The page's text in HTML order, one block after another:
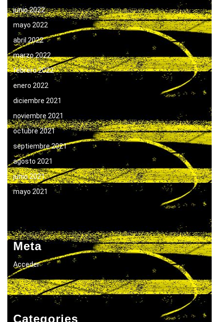
junio 2022
mayo 2022
abril 2022
marzo 2022
febrero 2022
enero 2022
diciembre 2021
noviembre 2021
octubre 2021
septiembre 2021
agosto 2021
junio 2021
mayo 2021
Meta
Acceder
Categories